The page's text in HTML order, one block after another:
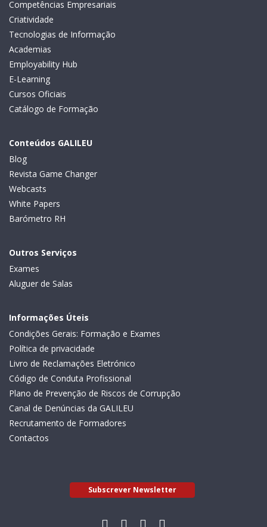
Competências Empresariais
Criatividade
Tecnologias de Informação
Academias
Employability Hub
E-Learning
Cursos Oficiais
Catálogo de Formação
Conteúdos GALILEU
Blog
Revista Game Changer
Webcasts
White Papers
Barómetro RH
Outros Serviços
Exames
Aluguer de Salas
Informações Úteis
Condições Gerais: Formação e Exames
Política de privacidade
Livro de Reclamações Eletrónico
Código de Conduta Profissional
Plano de Prevenção de Riscos de Corrupção
Canal de Denúncias da GALILEU
Recrutamento de Formadores
Contactos
Subscrever Newsletter